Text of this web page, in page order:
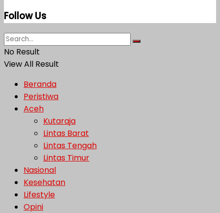
Follow Us
No Result
View All Result
Beranda
Peristiwa
Aceh
Kutaraja
Lintas Barat
Lintas Tengah
Lintas Timur
Nasional
Kesehatan
Lifestyle
Opini